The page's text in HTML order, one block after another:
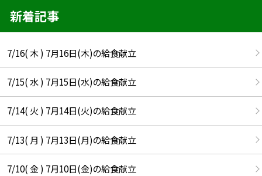
新着記事
7/16( 木 ) 7月16日(木)の給食献立
7/15( 水 ) 7月15日(水)の給食献立
7/14( 火 ) 7月14日(火)の給食献立
7/13( 月 ) 7月13日(月)の給食献立
7/10( 金 ) 7月10日(金)の給食献立